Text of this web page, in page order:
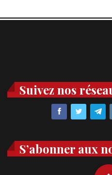
Suivez nos
S’abonner aux